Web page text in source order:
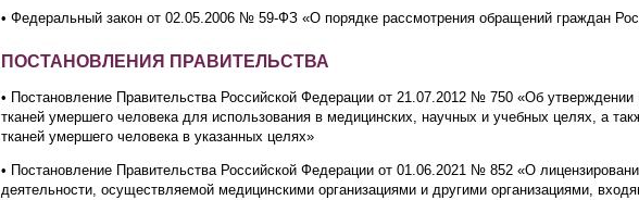
• Федеральный закон от 02.05.2006 № 59-ФЗ «О порядке рассмотрения обращений граждан
ПОСТАНОВЛЕНИЯ ПРАВИТЕЛЬСТВА
• Постановление Правительства Российской Федерации от 21.07.2012 № 750 «Об утверждении
тканей умершего человека для использования в медицинских, научных и учебных целях, а
тканей умершего человека в указанных целях»
• Постановление Правительства Российской Федерации от 01.06.2021 № 852 «О
деятельности, осуществляемой медицинскими организациями и другими организациями,